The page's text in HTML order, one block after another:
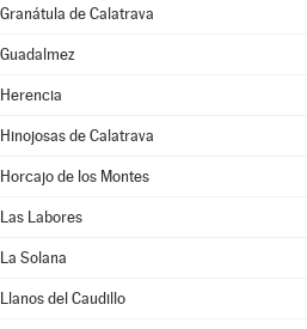
Granátula de Calatrava
Guadalmez
Herencia
Hinojosas de Calatrava
Horcajo de los Montes
Las Labores
La Solana
Llanos del Caudillo